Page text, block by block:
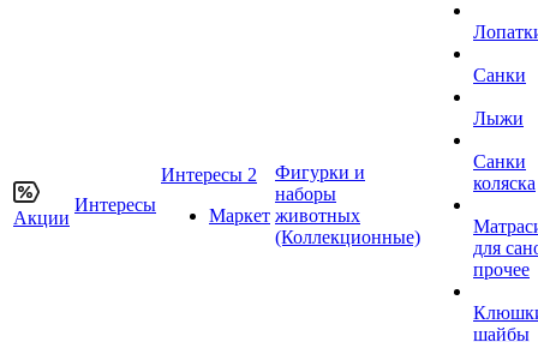
Акции
Интересы
Интересы 2
Маркет
Фигурки и
наборы
животных
(Коллекционные)
Санки
Лыжи
Санки
коляска
для
прочее
шайбы